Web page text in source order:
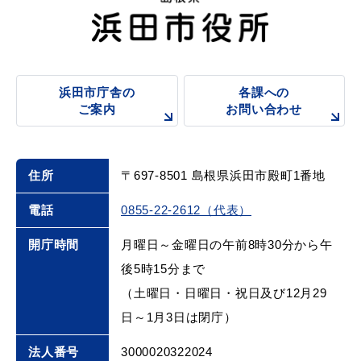
浜田市庁舎の
ご案内
各課への
お問い合わせ
浜田市庁舎の
ご案内
各課への
お問い合わせ
住所 〒697-8501 島根県浜田市殿町1番地
電話 0855-22-2612（代表）
開庁時間
月曜日～金曜日の午前8時30分から午
後5時15分まで
（土曜日・日曜日・祝日及び12月29
日～1月3日は閉庁）
法人番号 3000020322024